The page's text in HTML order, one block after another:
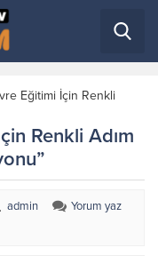
Eğitimi İçin Renkli
Renkli Adım
admin
Yorum yaz